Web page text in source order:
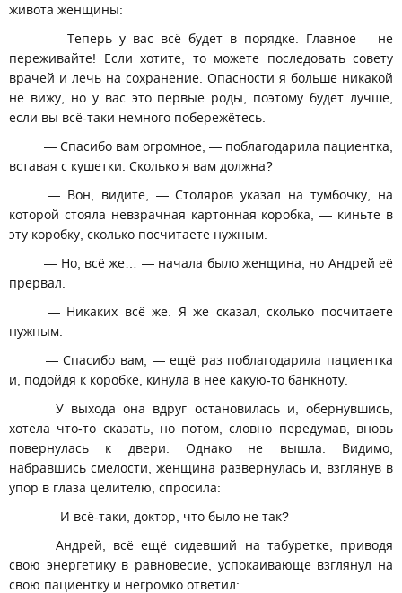
живота женщины:
— Теперь у вас всё будет в порядке. Главное – не
переживайте! Если хотите, то можете последовать совету
врачей и лечь на сохранение. Опасности я больше никакой
не вижу, но у вас это первые роды, поэтому будет лучше,
если вы всё-таки немного побережётесь.
— Спасибо вам огромное, — поблагодарила пациентка,
вставая с кушетки. Сколько я вам должна?
— Вон, видите, — Столяров указал на тумбочку, на
которой стояла невзрачная картонная коробка, — киньте в
эту коробку, сколько посчитаете нужным.
— Но, всё же… — начала было женщина, но Андрей её
прервал.
— Никаких всё же. Я же сказал, сколько посчитаете
нужным.
— Спасибо вам, — ещё раз поблагодарила пациентка
и, подойдя к коробке, кинула в неё какую-то банкноту.
У выхода она вдруг остановилась и, обернувшись,
хотела что-то сказать, но потом, словно передумав, вновь
повернулась к двери. Однако не вышла. Видимо,
набравшись смелости, женщина развернулась и, взглянув в
упор в глаза целителю, спросила:
— И всё-таки, доктор, что было не так?
Андрей, всё ещё сидевший на табуретке, приводя
свою энергетику в равновесие, успокаивающе взглянул на
свою пациентку и негромко ответил: